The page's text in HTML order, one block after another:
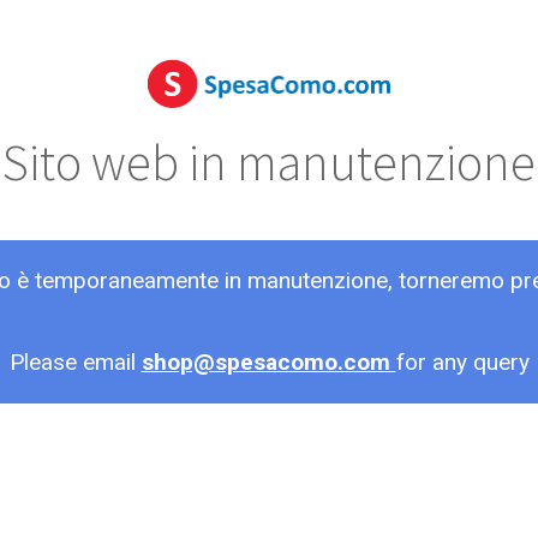
Sito web in manutenzione
è temporaneamente in manutenzione, torneremo
Please email shop@spesacomo.com for any query